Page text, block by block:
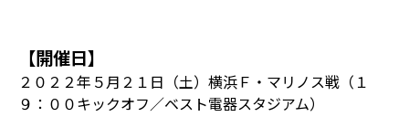
【開催日】
２０２２年５月２１日（土）横浜Ｆ・マリノス戦（１
９：００キックオフ／ベスト電器スタジアム）